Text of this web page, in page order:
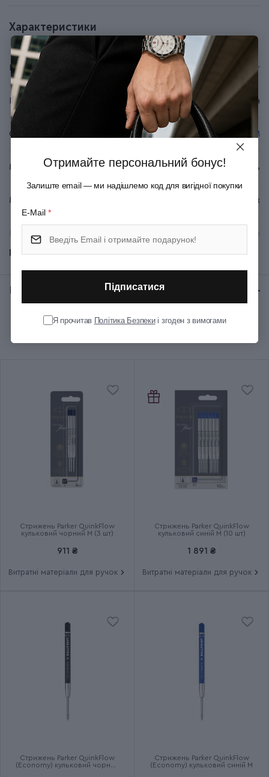
Стрижень у ручці змінний, тому ручку ви
використовуватимете багато років.
До ручки підходять кулькові та гелеві стрижні Parker.
Оригінальна подарункова коробка з сертифікатом.
Характеристики
Бренд Parker
Країна походження Франція
Серія IM
Матеріал корпуса Латунь
Матеріал покриття Глянцевий лак
Матеріал оздоблення
Тип випуску товару Ексклюзивний
Показати всі
Відгуки:
Стрижень Parker QuinkFlow
кульковий чорний M (3 шт)
911 ₴
Витратні матеріали для ручок
Стрижень Parker QuinkFlow
кульковий синій M (10 шт)
1 891 ₴
Витратні матеріали для ручок
Стрижень Parker QuinkFlow
(Economy) кульковий чорний
Стрижень Parker QuinkFlow
(Economy) кульковий синій M
Отримайте персональний бонус!
Залиште email — ми надішлемо код для вигідної покупки
E-Mail *
Підписатися
Я прочитав Політика Безпекиі згоден з вимогами